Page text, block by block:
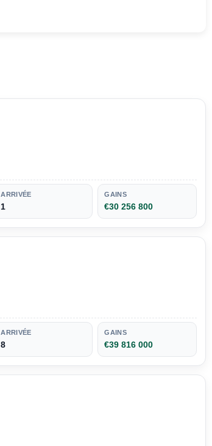
ARRIVÉE
1
GAINS
€30 256 800
ARRIVÉE
8
GAINS
€39 816 000